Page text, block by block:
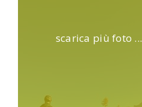
scarica più foto ...